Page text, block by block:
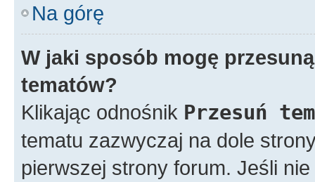
Na górę
W jaki sposób mogę
tematów?
Klikając odnośnik Przesuń
tematu zazwyczaj na dole
pierwszej strony forum. Jeśli